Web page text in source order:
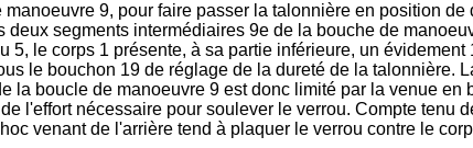
9, pour faire passer la talonnière en position
segments intermédiaires 9e de la bouche de
le corps 1 présente, à sa partie inférieure, un
le bouchon 19 de réglage de la dureté de la talonnière.
la boucle de manoeuvre 9 est donc limité par la venue
l'effort nécessaire pour soulever le verrou. Compte tenu
venant de l'arrière tend à plaquer le verrou contre le